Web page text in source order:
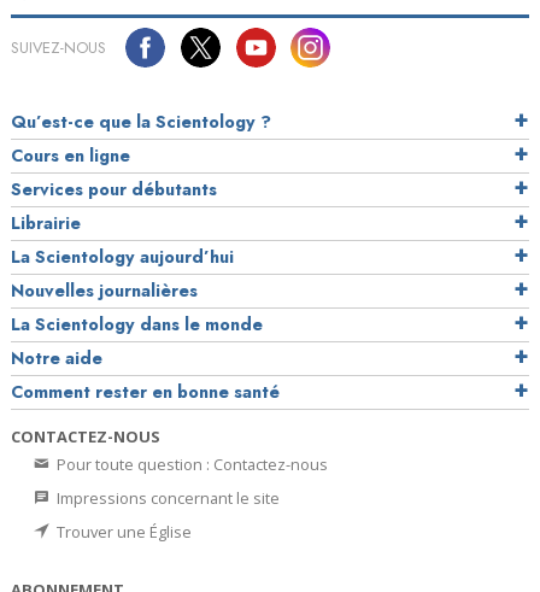
SUIVEZ-NOUS
Qu’est-ce que la Scientology ?
Cours en ligne
Services pour débutants
Librairie
La Scientology aujourd’hui
Nouvelles journalières
La Scientology dans le monde
Notre aide
Comment rester en bonne santé
CONTACTEZ-NOUS
Pour toute question : Contactez-nous
Impressions concernant le site
Trouver une Église